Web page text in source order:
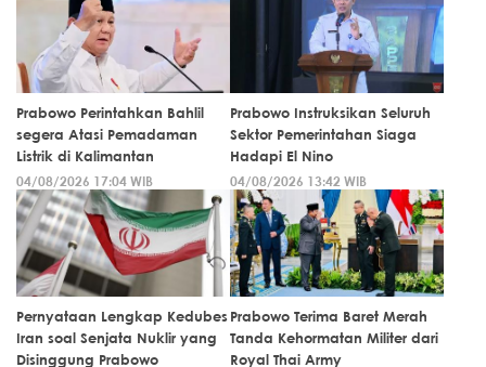
Prabowo Perintahkan Bahlil
segera Atasi Pemadaman
Listrik di Kalimantan
04/08/2026 17:04 WIB
Prabowo Instruksikan Seluruh
Sektor Pemerintahan Siaga
Hadapi El Nino
04/08/2026 13:42 WIB
Pernyataan Lengkap Kedubes
Iran soal Senjata Nuklir yang
Disinggung Prabowo
Prabowo Terima Baret Merah
Tanda Kehormatan Militer dari
Royal Thai Army